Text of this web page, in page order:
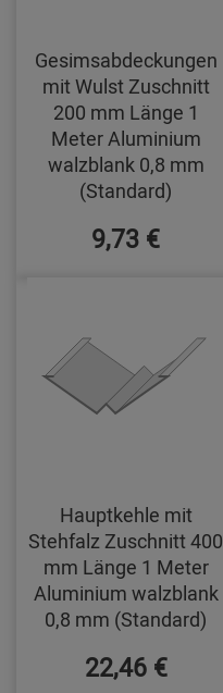
Gesimsabdeckungen
mit Wulst Zuschnitt
200 mm Länge 1
Meter Aluminium
walzblank 0,8 mm
(Standard)
9,73 €
Hauptkehle mit
Stehfalz Zuschnitt 400
mm Länge 1 Meter
Aluminium walzblank
0,8 mm (Standard)
22,46 €